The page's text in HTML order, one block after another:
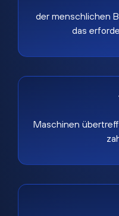
der menschlichen
das
Maschinen